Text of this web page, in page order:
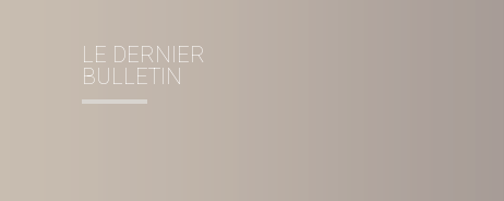
LE DERNIER
BULLETIN